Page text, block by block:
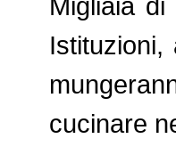
cucinare